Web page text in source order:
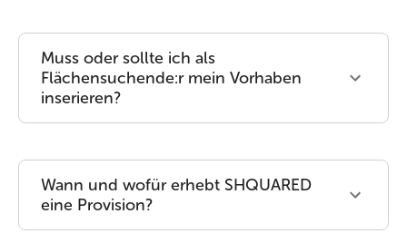
Muss oder sollte ich als
Flächensuchende:r mein Vorhaben
inserieren?
Wann und wofür erhebt SHQUARED
eine Provision?